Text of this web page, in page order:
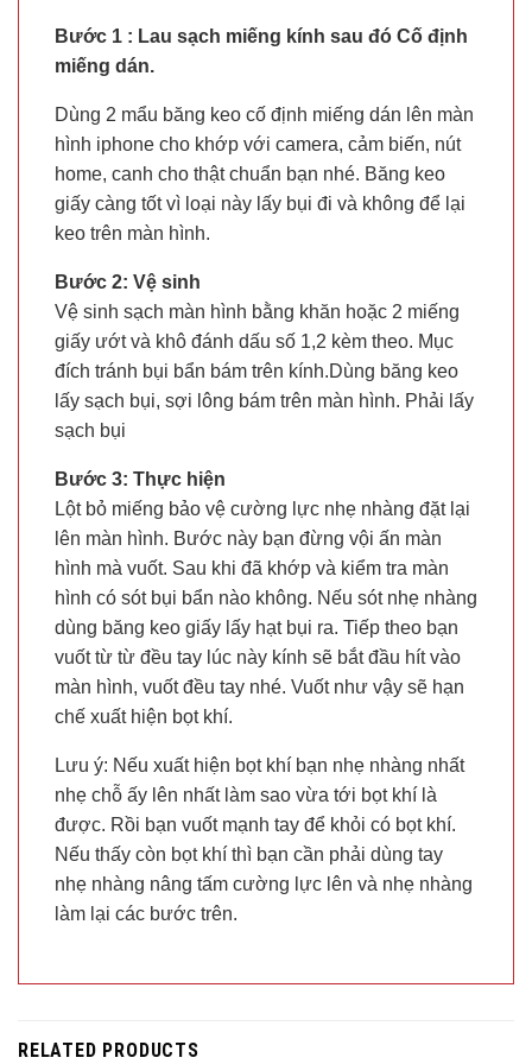
Bước 1 : Lau sạch miếng kính sau đó Cố định
miếng dán.
Dùng 2 mẩu băng keo cố định miếng dán lên màn
hình iphone cho khớp với camera, cảm biến, nút
home, canh cho thật chuẩn bạn nhé. Băng keo
giấy càng tốt vì loại này lấy bụi đi và không để lại
keo trên màn hình.
Bước 2: Vệ sinh
Vệ sinh sạch màn hình bằng khăn hoặc 2 miếng
giấy ướt và khô đánh dấu số 1,2 kèm theo. Mục
đích tránh bụi bẩn bám trên kính.Dùng băng keo
lấy sạch bụi, sợi lông bám trên màn hình. Phải lấy
sạch bụi
Bước 3: Thực hiện
Lột bỏ miếng bảo vệ cường lực nhẹ nhàng đặt lại
lên màn hình. Bước này bạn đừng vội ấn màn
hình mà vuốt. Sau khi đã khớp và kiểm tra màn
hình có sót bụi bẩn nào không. Nếu sót nhẹ nhàng
dùng băng keo giấy lấy hạt bụi ra. Tiếp theo bạn
vuốt từ từ đều tay lúc này kính sẽ bắt đầu hít vào
màn hình, vuốt đều tay nhé. Vuốt như vậy sẽ hạn
chế xuất hiện bọt khí.
Lưu ý: Nếu xuất hiện bọt khí bạn nhẹ nhàng nhất
nhẹ chỗ ấy lên nhất làm sao vừa tới bọt khí là
được. Rồi bạn vuốt mạnh tay để khỏi có bọt khí.
Nếu thấy còn bọt khí thì bạn cần phải dùng tay
nhẹ nhàng nâng tấm cường lực lên và nhẹ nhàng
làm lại các bước trên.
RELATED PRODUCTS